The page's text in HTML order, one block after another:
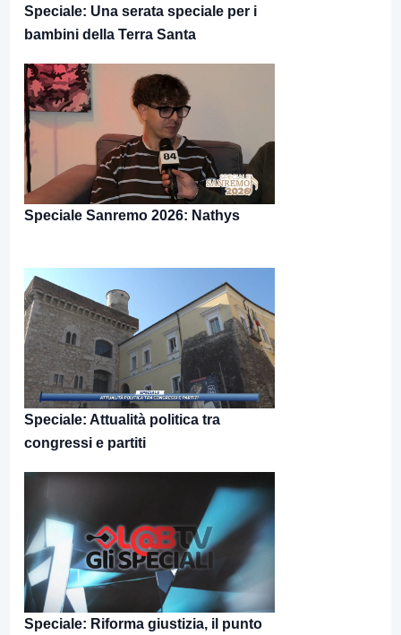
Speciale: Una serata speciale per i
bambini della Terra Santa
Speciale Sanremo 2026: Nathys
Speciale: Attualità politica tra
congressi e partiti
Speciale: Riforma giustizia, il punto